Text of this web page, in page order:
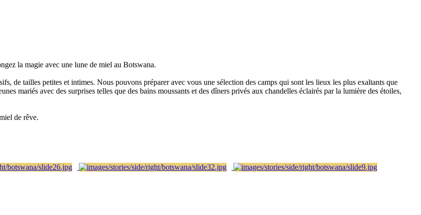
la magie avec une lune de miel au Botswana.
de tailles petites et intimes. Nous pouvons préparer avec vous une sélection des camps qui sont les lieux les plus exaltants que
mariés avec des surprises telles que des bains moussants et des dîners privés aux chandelles éclairés par la lumière des étoiles,
de rêve.